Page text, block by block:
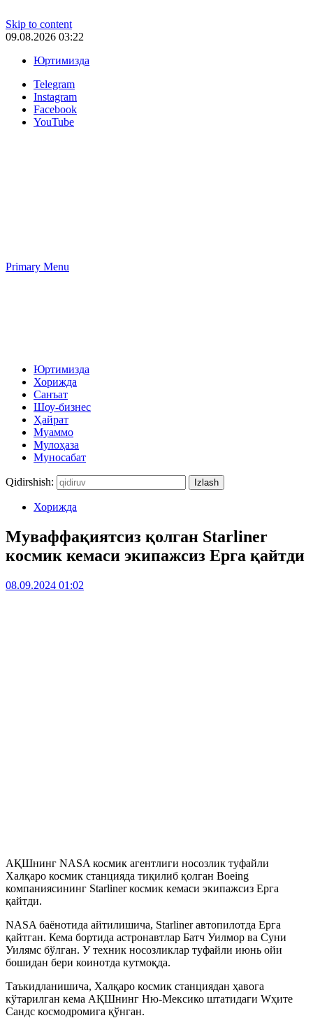
Skip to content
09.08.2026 03:22
Юртимизда
Telegram
Instagram
Facebook
YouTube
Primary Menu
Юртимизда
Хорижда
Санъат
Шоу-бизнес
Ҳайрат
Муаммо
Мулоҳаза
Муносабат
Qidirshish:
Хорижда
Муваффақиятсиз қолган Starliner
космик кемаси экипажсиз Ерга қайтди
08.09.2024 01:02
АҚШнинг NASA космик агентлиги носозлик туфайли
Халқаро космик станцияда тиқилиб қолган Boeing
компаниясининг Starliner космик кемаси экипажсиз Ерга
қайтди.
NASA баёнотида айтилишича, Starliner автопилотда Ерга
қайтган. Кема бортида астронавтлар Батч Уилмор ва Суни
Уилямс бўлган. У техник носозликлар туфайли июнь ойи
бошидан бери коинотда кутмоқда.
Таъкидланишича, Халқаро космик станциядан ҳавога
кўтарилган кема АҚШнинг Ню-Мексико штатидаги Wҳите
Сандс космодромига қўнган.